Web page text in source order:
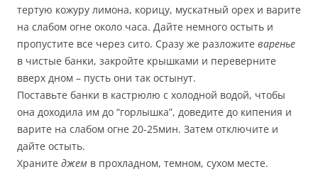
тертую кожуру лимона, корицу, мускатный орех и варите
на слабом огне около часа. Дайте немного остыть и
пропустите все через сито. Сразу же разложите варенье
в чистые банки, закройте крышками и переверните
вверх дном – пусть они так остынут.
Поставьте банки в кастрюлю с холодной водой, чтобы
она доходила им до “горлышка”, доведите до кипения и
варите на слабом огне 20-25мин. Затем отключите и
дайте остыть.
Храните джем в прохладном, темном, сухом месте.